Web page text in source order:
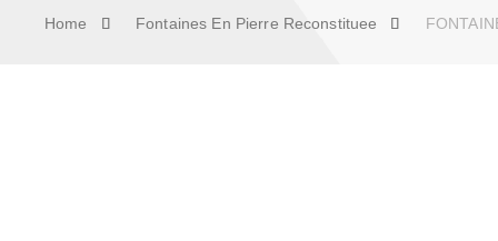
Home Fontaines En Pierre Reconstituee